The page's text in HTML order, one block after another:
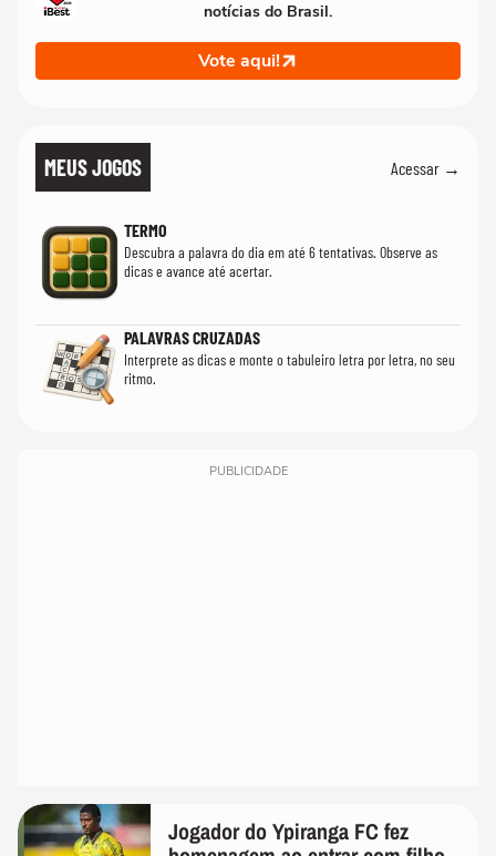
notícias do Brasil.
Vote aqui!
MEUS JOGOS Acessar →
TERMO
Descubra a palavra do dia em até 6 tentativas. Observe as
dicas e avance até acertar.
PALAVRAS CRUZADAS
Interprete as dicas e monte o tabuleiro letra por letra, no seu
ritmo.
PUBLICIDADE
Jogador do Ypiranga FC fez